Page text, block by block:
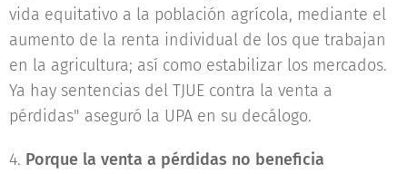
vida equitativo a la población agrícola, mediante el
aumento de la renta individual de los que trabajan
en la agricultura; así como estabilizar los mercados.
Ya hay sentencias del TJUE contra la venta a
pérdidas" aseguró la UPA en su decálogo.
4. Porque la venta a pérdidas no beneficia